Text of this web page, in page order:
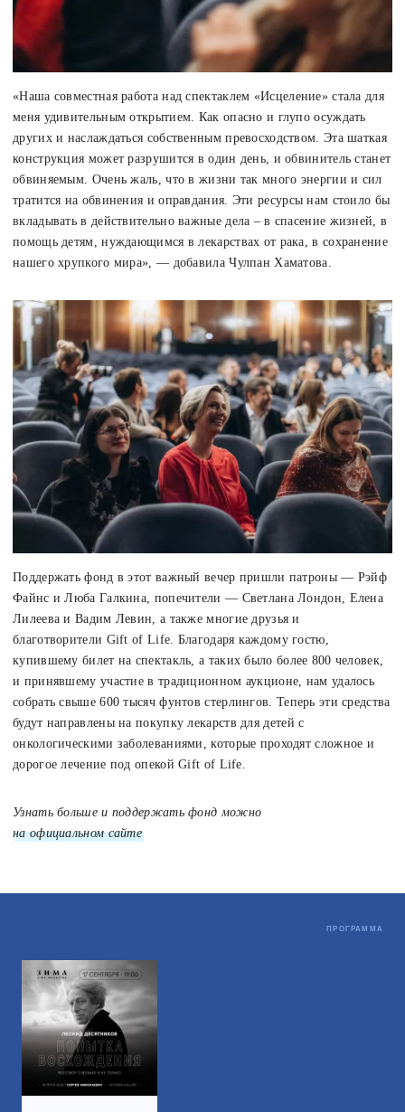
«Наша совместная работа над спектаклем «Исцеление» стала для
меня удивительным открытием. Как опасно и глупо осуждать
других и наслаждаться собственным превосходством. Эта шаткая
конструкция может разрушится в один день, и обвинитель станет
обвиняемым. Очень жаль, что в жизни так много энергии и сил
тратится на обвинения и оправдания. Эти ресурсы нам стоило бы
вкладывать в действительно важные дела – в спасение жизней, в
помощь детям, нуждающимся в лекарствах от рака, в сохранение
нашего хрупкого мира», — добавила Чулпан Хаматова.
Поддержать фонд в этот важный вечер пришли патроны — Рэйф
Файнс и Люба Галкина, попечители — Светлана Лондон, Елена
Лилеева и Вадим Левин, а также многие друзья и
благотворители Gift of Life. Благодаря каждому гостю,
купившему билет на спектакль, а таких было более 800 человек,
и принявшему участие в традиционном аукционе, нам удалось
собрать свыше 600 тысяч фунтов стерлингов. Теперь эти средства
будут направлены на покупку лекарств для детей с
онкологическими заболеваниями, которые проходят сложное и
дорогое лечение под опекой Gift of Life.
Узнать больше и поддержать фонд можно
на официальном сайте.
ПРОГРАММА